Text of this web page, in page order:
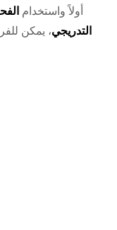
الفحوصات السريعة (Linting/SAST) أولاً واستخدام
التدريجي، يمكن